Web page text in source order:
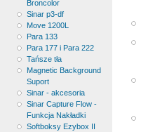
Broncolor
Sinar p3-df
Move 1200L
Para 133
Para 177 i Para 222
Tańsze tła
Magnetic Background
Suport
Sinar - akcesoria
Sinar Capture Flow -
Funkcja Nakładki
Softboksy Ezybox II